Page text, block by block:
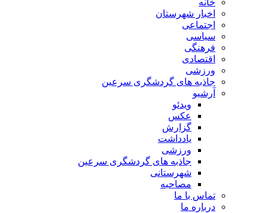
خانه
اخبار شهرستان
اجتماعی
سیاسی
فرهنگی
اقتصادی
ورزشی
جاذبه های گردشگری سرعین
آرشیو
ویدئو
عکس
گزارش
یادداشت
ورزشی
جاذبه های گردشگری سرعین
شهرستانی
مصاحبه
تماس با ما
درباره ما